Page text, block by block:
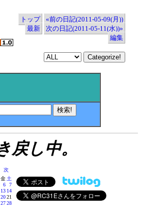
トップ
«前の日記(2011-05-09(月))
最新
次の日記(2011-05-11(水))»
編集
戻し中。
次
金土
6
7
13 14
2021
2728